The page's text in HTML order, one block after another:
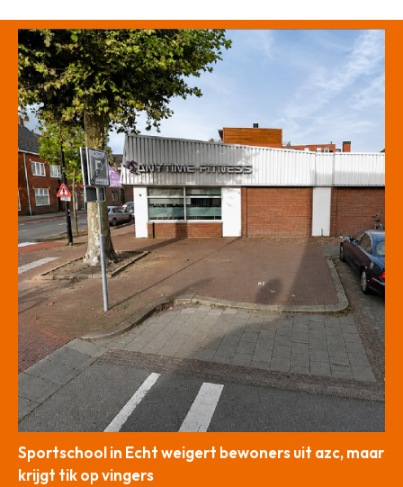
Sportschool in Echt weigert bewoners uit azc, maar
krijgt tik op vingers